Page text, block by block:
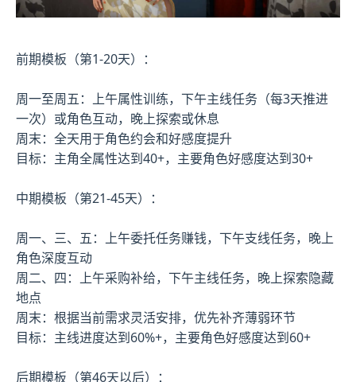
前期模板（第1-20天）：
周一至周五：上午属性训练，下午主线任务（每3天推进
一次）或角色互动，晚上探索或休息
周末：全天用于角色约会和好感度提升
目标：主角全属性达到40+，主要角色好感度达到30+
中期模板（第21-45天）：
周一、三、五：上午委托任务赚钱，下午支线任务，晚上
角色深度互动
周二、四：上午采购补给，下午主线任务，晚上探索隐藏
地点
周末：根据当前需求灵活安排，优先补齐薄弱环节
目标：主线进度达到60%+，主要角色好感度达到60+
后期模板（第46天以后）：